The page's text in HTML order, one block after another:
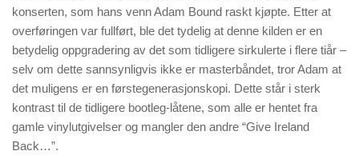
konserten, som hans venn Adam Bound raskt kjøpte. Etter at
overføringen var fullført, ble det tydelig at denne kilden er en
betydelig oppgradering av det som tidligere sirkulerte i flere tiår –
selv om dette sannsynligvis ikke er masterbåndet, tror Adam at
det muligens er en førstegenerasjonskopi. Dette står i sterk
kontrast til de tidligere bootleg-låtene, som alle er hentet fra
gamle vinylutgivelser og mangler den andre “Give Ireland
Back…”.